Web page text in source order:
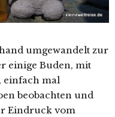
umgewandelt zur
einige Buden, mit
einfach mal
beobachten und
Eindruck vom